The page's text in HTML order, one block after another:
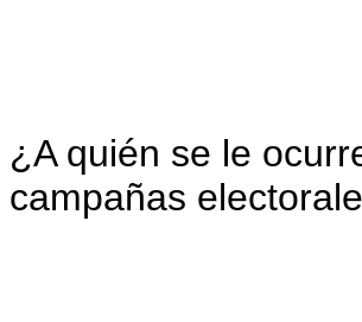
¿A quién se le
campañas